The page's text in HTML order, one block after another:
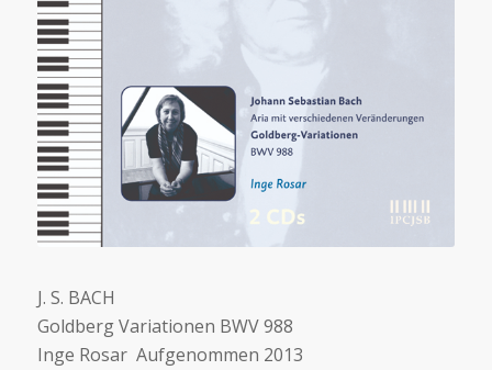
J. S. BACH
Goldberg Variationen BWV 988
Inge Rosar Aufgenommen 2013